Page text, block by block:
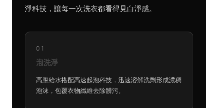
淨科技，讓每一次洗衣都看得見白淨感。
01
泡洗淨
高壓給水搭配高速起泡科技，迅速溶解洗劑形成濃稠
泡沫，包覆衣物纖維去除髒污。